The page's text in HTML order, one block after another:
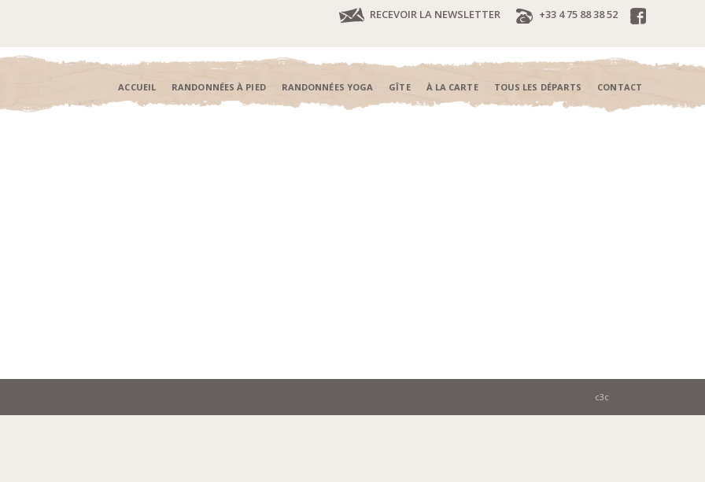
RECEVOIR LA NEWSLETTER +33 4 75 88 38 52
ACCUEIL RANDONNÉES À PIED RANDONNÉES YOGA GÎTE À LA CARTE TOUS LES DÉPARTS CONTACT
c3c